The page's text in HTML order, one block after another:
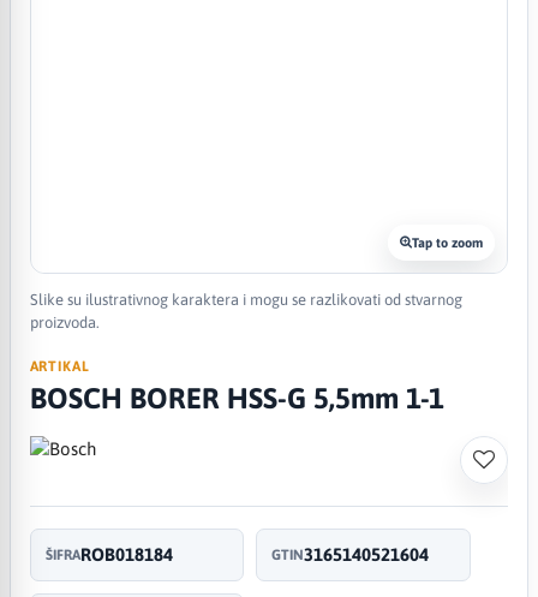
Tap to zoom
Slike su ilustrativnog karaktera i mogu se razlikovati od stvarnog
proizvoda.
ARTIKAL
BOSCH BORER HSS-G 5,5mm 1-1
ŠIFRAROB018184 GTIN3165140521604